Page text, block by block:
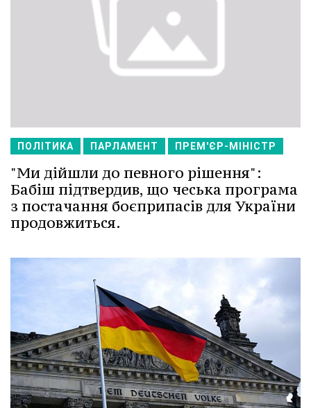
ПОЛІТИКА ПАРЛАМЕНТ ПРЕМ'ЄР-МІНІСТР
"Ми дійшли до певного рішення":
Бабіш підтвердив, що чеська програма
з постачання боєприпасів для України
продовжиться.